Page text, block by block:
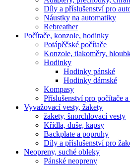
Díly a příslušenství pro
Náustky na automatiky
Rebreather
Počítače, konzole, hodinky
Potápěčské počítače
Konzole, tlakoměry,
Hodinky
Hodinky pánské
Hodinky dámské
Kompasy
Příslušenství pro počítače
Vyvažovací vesty, žakety
žakety, šnorchlovací vesty
Křídla, duše, kapsy
Backplate a popruhy
Díly a příslušenství pro
Neopreny, suché obleky
Pánské neopreny